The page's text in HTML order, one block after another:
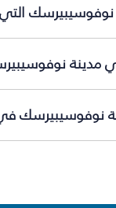
مدينة
نوفوسيبيرسك في